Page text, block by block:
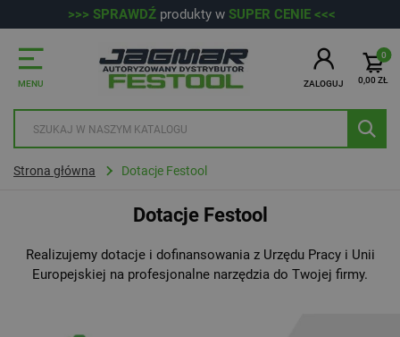
>>> SPRAWDŹ produkty w SUPER CENIE <<<
MENU ZALOGUJ
0
0,00 ZŁ
Strona główna Dotacje Festool
Dotacje Festool
Realizujemy dotacje i dofinansowania z Urzędu Pracy i Unii
Europejskiej na profesjonalne narzędzia do Twojej firmy.